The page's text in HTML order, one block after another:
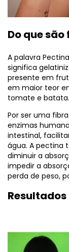
Do que
A palavra
significa
presente em
em maior teor
tomate e batata.
Por ser uma
enzimas
intestinal,
água. A pectina
diminuir a
impedir a
perda de peso,